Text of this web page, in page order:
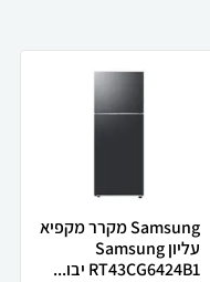
Samsung מקרר ‏מקפיא
עליון Samsung
RT43CG6424B1 יבו...